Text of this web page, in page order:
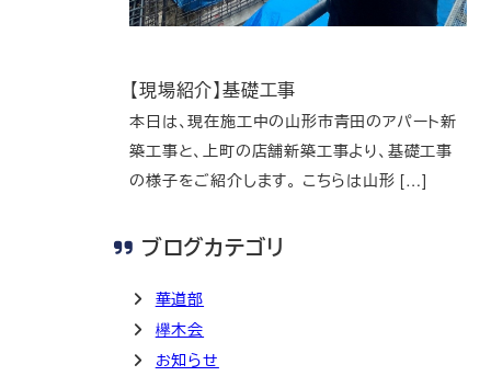
【現場紹介】基礎工事
本日は、現在施工中の山形市青田のアパート新
築工事と、上町の店舗新築工事より、基礎工事
の様子をご紹介します。 こちらは山形 […]
ブログカテゴリ
華道部
欅木会
お知らせ